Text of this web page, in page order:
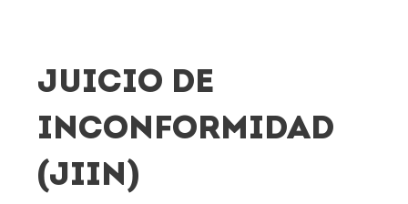
JUICIO DE
INCONFORMIDAD
(JIIN)